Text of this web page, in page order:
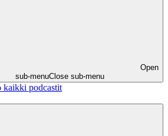
Open
sub-menuClose sub-menu
kaikki podcastit